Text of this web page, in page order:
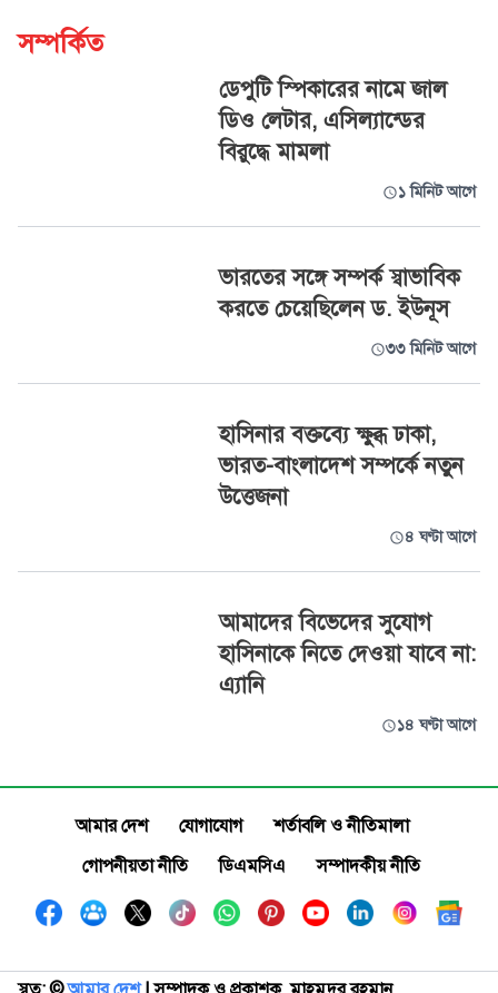
সম্পর্কিত
ডেপুটি স্পিকারের নামে জাল
ডিও লেটার, এসিল্যান্ডের
বিরুদ্ধে মামলা
১ মিনিট আগে
ভারতের সঙ্গে সম্পর্ক স্বাভাবিক
করতে চেয়েছিলেন ড. ইউনূস
৩৩ মিনিট আগে
হাসিনার বক্তব্যে ক্ষুব্ধ ঢাকা,
ভারত-বাংলাদেশ সম্পর্কে নতুন
উত্তেজনা
৪ ঘণ্টা আগে
আমাদের বিভেদের সুযোগ
হাসিনাকে নিতে দেওয়া যাবে না:
এ্যানি
১৪ ঘণ্টা আগে
আমার দেশ যোগাযোগ
শর্তাবলি ও নীতিমালা
গোপনীয়তা নীতি
ডিএমসিএ সম্পাদকীয় নীতি